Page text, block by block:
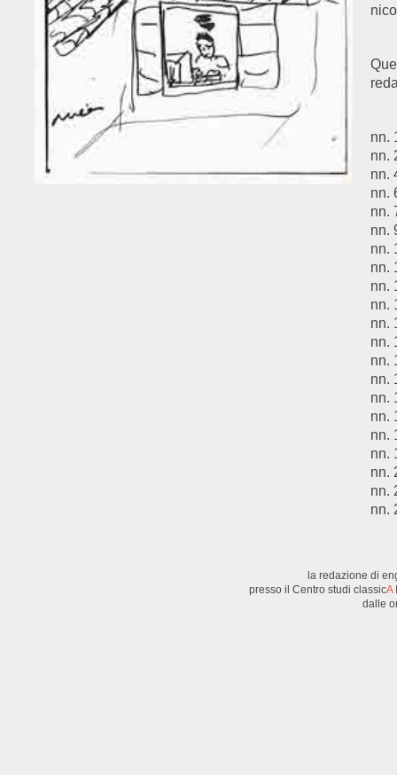
nn.
nn.
nn.
nn.
nn.
nn.
nn.
nn.
nn.
nn.
nn.
nn.
nn.
nn.
nn.
nn.
nn.
nn.
nn.
nn.
nn.
la redazione di
presso il Centro studi classicA
dalle